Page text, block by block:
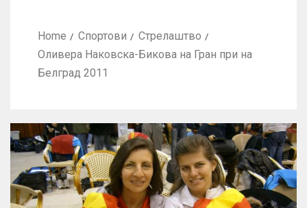
Home Спортови
Стрелаштво
Оливера Наковска-Бикова на Гран при на
Белград 2011